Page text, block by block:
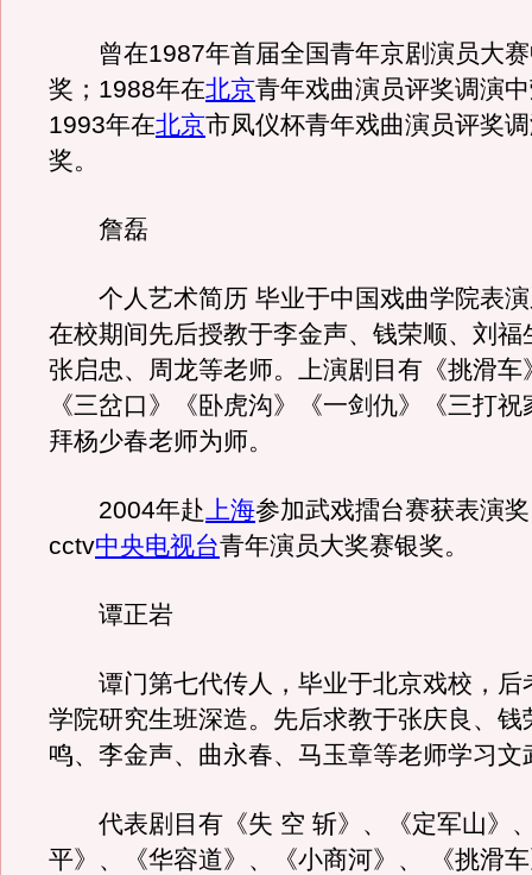
曾在1987年首届全国青年京剧演员大赛
奖；1988年在北京青年戏曲演员评奖调演
1993年在北京市凤仪杯青年戏曲演员评奖
奖。
詹磊
个人艺术简历 毕业于中国戏曲学院表演
在校期间先后授教于李金声、钱荣顺、刘福
张启忠、周龙等老师。上演剧目有《挑滑车
《三岔口》《卧虎沟》《一剑仇》《三打
拜杨少春老师为师。
2004年赴上海参加武戏擂台赛获表演
cctv中央电视台青年演员大奖赛银奖。
谭正岩
谭门第七代传人，毕业于北京戏校，后
学院研究生班深造。先后求教于张庆良、钱
鸣、李金声、曲永春、马玉章等老师学习文
代表剧目有《失 空 斩》、《定军山》
平》、《华容道》、《小商河》、 《挑滑